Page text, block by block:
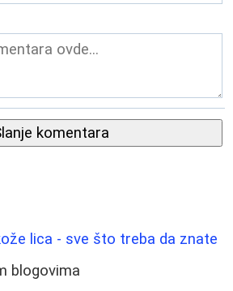
komentara
lica - sve što treba da znate
blogovima